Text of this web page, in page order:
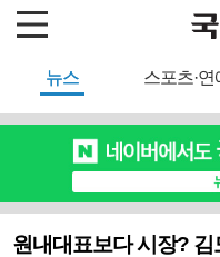
뉴스 스포츠·연
원내대표보다 시장?